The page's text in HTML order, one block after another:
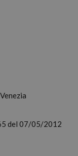
del 07/05/2012